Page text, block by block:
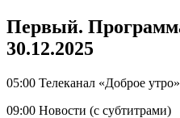
Первый.
30.12.2025
05:00 Телеканал «Доброе утро»
09:00 Новости (с субтитрами)